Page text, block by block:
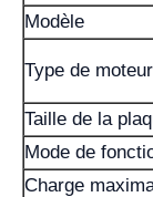
Modèle
Type de moteur
Taille de la
Mode de
Charge